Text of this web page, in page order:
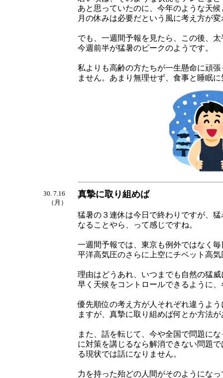
あと思っていたのに、今年のような天
月の休みは必要だという風に考え方が
でも、一週間予報を見たら、この後、
今週前半が猛暑のピークのようです。
私よりも高齢の方たちが一生懸命に頑
ません。あまり無理せず、食事と睡眠
30. 7.16
（月）
真摯に取り組めば
猛暑の３連休は今日で終わりですが、
なることやら、って感じですね。
一週間予報では、東京も例外ではなく
平洋高気圧のさらに上空にチベット高
理由はどうあれ、いつまでも自然の猛
早く天候をコントロールできるように
優先順位の考え方が人それぞれ違うよ
ますが、真摯に取り組めば何とか方法
また、話を転じて、今や全国で問題に
に対策を講じるなら解消できない問題
る現状では話になりません。
力を持った殆どの人間がそのようにな